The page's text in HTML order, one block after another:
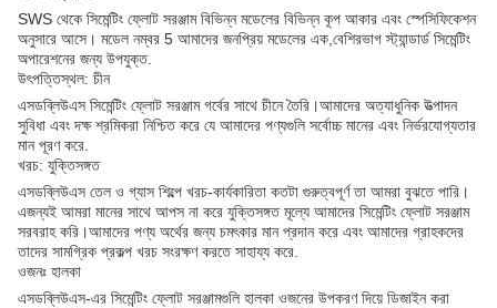
SWS থেকে সিমেন্টিং ফ্লোট সরঞ্জাম বিভিন্ন মডেলের বিভিন্ন কূপ আকার এবং স্পেসিফিকেশন
অনুসারে আসে। মডেল নম্বর 5 আমাদের জনপ্রিয় মডেলের এক,বেশিরভাগ স্ট্যান্ডার্ড সিমেন্টিং
অপারেশনের জন্য উপযুক্ত.
উৎপত্তিস্থল: চীন
এসডব্লিউএস সিমেন্টিং ফ্লোট সরঞ্জাম গর্বের সাথে চীনে তৈরি।আমাদের অত্যাধুনিক উত্পাদন
সুবিধা এবং দক্ষ শ্রমিকরা নিশ্চিত করে যে আমাদের পণ্যগুলি সর্বোচ্চ মানের এবং নির্ভরযোগ্যতার
মান পূরণ করে.
খরচ: যুক্তিসঙ্গত
এসডব্লিউএস তেল ও গ্যাস শিল্পে খরচ-কার্যকারিতা কতটা গুরুত্বপূর্ণ তা আমরা বুঝতে পারি।
এজন্যই আমরা মানের সাথে আপস না করে যুক্তিসঙ্গত মূল্যে আমাদের সিমেন্টিং ফ্লোট সরঞ্জাম
সরবরাহ করি।আমাদের পণ্য অর্থের জন্য চমৎকার মান প্রদান করে এবং আমাদের গ্রাহকদের
তাদের সামগ্রিক প্রকল্প খরচ সংরক্ষণ করতে সাহায্য করে.
ওজনঃ হালকা
এসডব্লিউএস-এর সিমেন্টিং ফ্লোট সরঞ্জামগুলি হালকা ওজনের উপকরণ দিয়ে ডিজাইন করা